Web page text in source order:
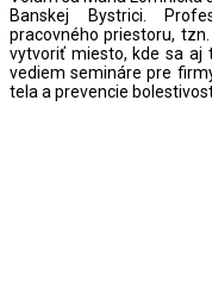
Banskej Bystrici.
pracovného priestoru,
vytvoriť miesto, kde sa aj
vediem semináre pre
tela a prevencie